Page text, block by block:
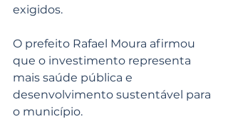
exigidos.
O prefeito Rafael Moura afirmou
que o investimento representa
mais saúde pública e
desenvolvimento sustentável para
o município.